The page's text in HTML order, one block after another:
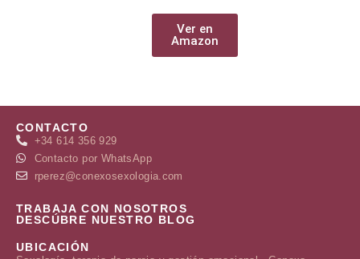
Ver en
Amazon
CONTACTO
+34 614 356 929
Contacto por WhatsApp
rperez@conexosexologia.com
TRABAJA CON NOSOTROS
DESCÚBRE NUESTRO BLOG
UBICACIÓN